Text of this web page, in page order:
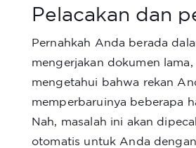
Pelacakan dan
Pernahkah Anda berada
mengerjakan dokumen lama,
mengetahui bahwa rekan
memperbaruinya beberapa
Nah, masalah ini akan
otomatis untuk Anda